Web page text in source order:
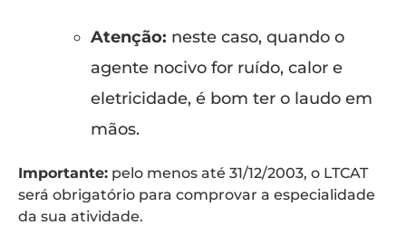
Atenção: neste caso, quando o
agente nocivo for ruído, calor e
eletricidade, é bom ter o laudo em
mãos.
Importante: pelo menos até 31/12/2003, o LTCAT
será obrigatório para comprovar a especialidade
da sua atividade.